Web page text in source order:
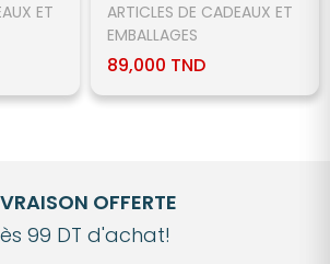
ET
ARTICLES DE CADEAUX ET
EMBALLAGES
89,000 TND
OFFERTE
99 DT d'achat!